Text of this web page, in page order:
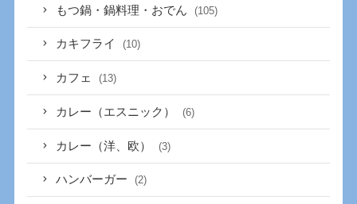
もつ鍋・鍋料理・おでん (105)
カキフライ (10)
カフェ (13)
カレー（エスニック） (6)
カレー（洋、欧） (3)
ハンバーガー (2)